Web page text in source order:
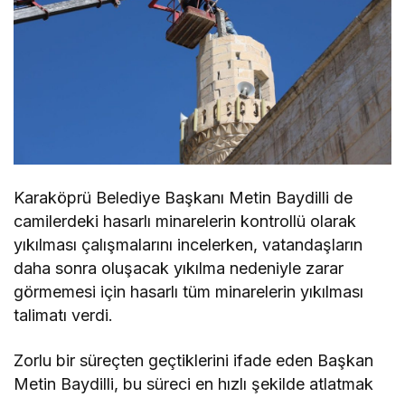
Karaköprü Belediye Başkanı Metin Baydilli de
camilerdeki hasarlı minarelerin kontrollü olarak
yıkılması çalışmalarını incelerken, vatandaşların
daha sonra oluşacak yıkılma nedeniyle zarar
görmemesi için hasarlı tüm minarelerin yıkılması
talimatı verdi.
Zorlu bir süreçten geçtiklerini ifade eden Başkan
Metin Baydilli, bu süreci en hızlı şekilde atlatmak